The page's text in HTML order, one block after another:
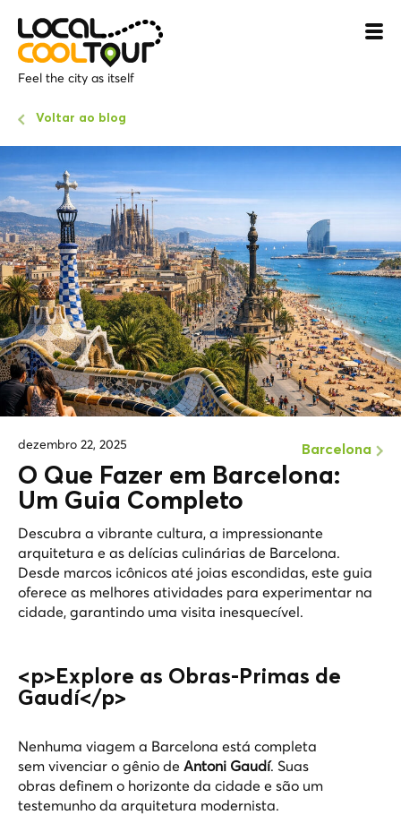
Feel the city as itself
Voltar ao blog
dezembro 22, 2025 Barcelona
O Que Fazer em Barcelona:
Um Guia Completo
Descubra a vibrante cultura, a impressionante
arquitetura e as delícias culinárias de Barcelona.
Desde marcos icônicos até joias escondidas, este guia
oferece as melhores atividades para experimentar na
cidade, garantindo uma visita inesquecível.
<p>Explore as Obras-Primas de
Gaudí</p>
Nenhuma viagem a Barcelona está completa
sem vivenciar o gênio de Antoni Gaudí. Suas
obras definem o horizonte da cidade e são um
testemunho da arquitetura modernista.